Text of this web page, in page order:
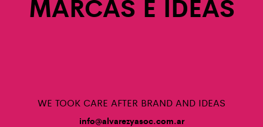
WE TOOK CARE AFTER BRAND AND IDEAS
info@alvarezyasoc.com.ar